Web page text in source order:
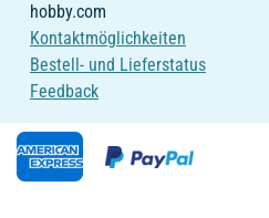
hobby.com
Kontaktmöglichkeiten
Bestell- und Lieferstatus
Feedback